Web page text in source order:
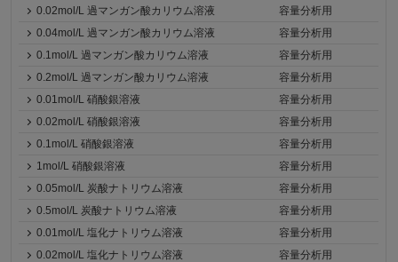
0.02mol/L 過マンガン酸カリウム溶液
容量分析用
0.04mol/L 過マンガン酸カリウム溶液
容量分析用
0.1mol/L 過マンガン酸カリウム溶液
容量分析用
0.2mol/L 過マンガン酸カリウム溶液
容量分析用
0.01mol/L 硝酸銀溶液
容量分析用
0.02mol/L 硝酸銀溶液
容量分析用
0.1mol/L 硝酸銀溶液
容量分析用
1mol/L 硝酸銀溶液
容量分析用
0.05mol/L 炭酸ナトリウム溶液
容量分析用
0.5mol/L 炭酸ナトリウム溶液
容量分析用
0.01mol/L 塩化ナトリウム溶液
容量分析用
0.02mol/L 塩化ナトリウム溶液
容量分析用